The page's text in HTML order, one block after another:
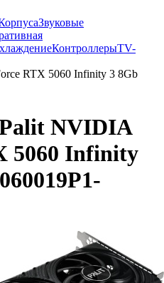
Звуковые
КонтроллерыTV-
RTX 5060 Infinity 3 8Gb
NVIDIA
5060 Infinity